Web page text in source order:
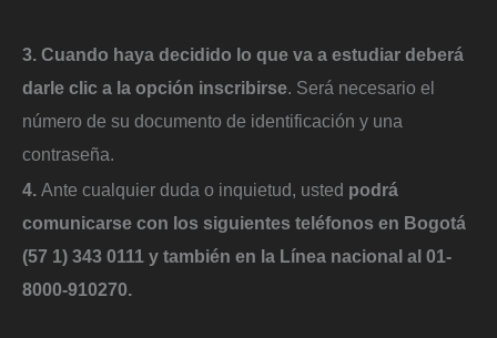
3. Cuando haya decidido lo que va a estudiar deberá
darle clic a la opción inscribirse. Será necesario el
número de su documento de identificación y una
contraseña.
4. Ante cualquier duda o inquietud, usted podrá
comunicarse con los siguientes teléfonos en Bogotá
(57 1) 343 0111 y también en la Línea nacional al 01-
8000-910270.